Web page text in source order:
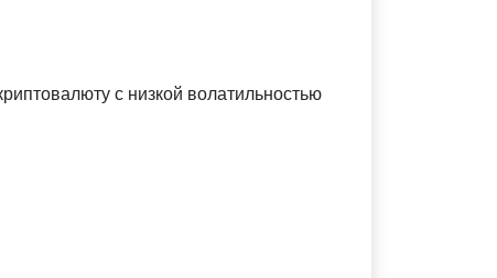
с низкой волатильностью